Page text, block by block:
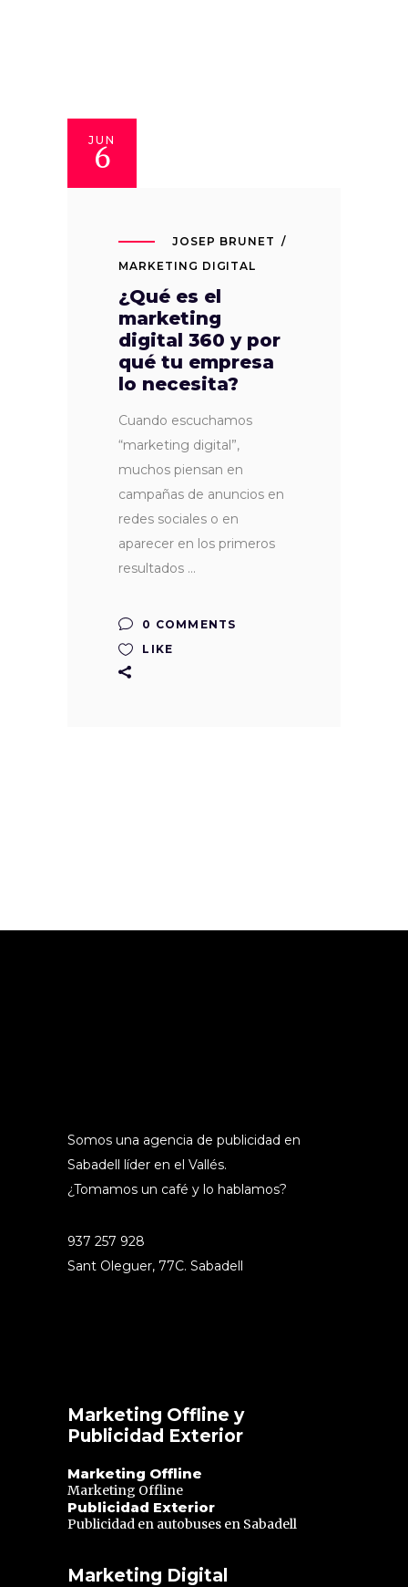
JUN
6
JOSEP BRUNET
MARKETING DIGITAL
¿Qué es el
marketing
digital 360 y por
qué tu empresa
lo necesita?
Cuando escuchamos
“marketing digital”,
muchos piensan en
campañas de anuncios en
redes sociales o en
aparecer en los primeros
resultados
0 COMMENTS
LIKE
Somos una agencia de publicidad en
Sabadell líder en el Vallés.
¿Tomamos un café y lo hablamos?
937 257 928
Sant Oleguer, 77C. Sabadell
Marketing Offline y
Publicidad Exterior
Marketing Offline
Marketing Offline
Publicidad Exterior
Publicidad en autobuses en Sabadell
Marketing Digital